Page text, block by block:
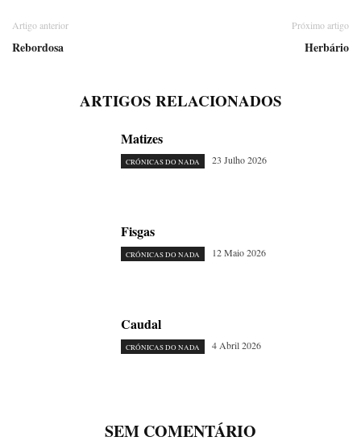
Artigo anterior
Rebordosa
Próximo artigo
Herbário
ARTIGOS RELACIONADOS
Matizes
CRÓNICAS DO NADA 23 Julho 2026
Fisgas
CRÓNICAS DO NADA 12 Maio 2026
Caudal
CRÓNICAS DO NADA 4 Abril 2026
SEM COMENTÁRIO